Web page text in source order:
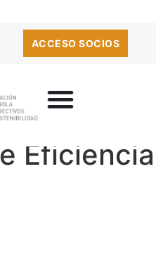
ACCESO SOCIOS
Eficiencia